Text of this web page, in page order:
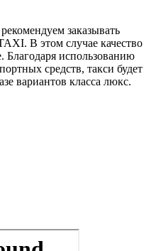
заказывать
В этом случае качество
Благодаря использованию
средств, такси будет
вариантов класса люкс.